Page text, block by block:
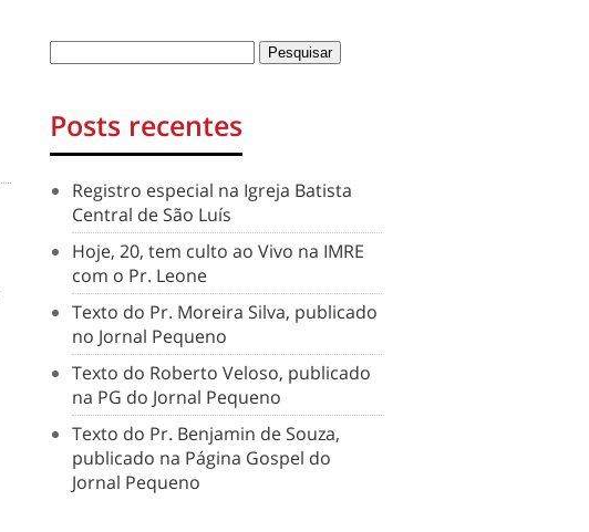
Posts recentes
Registro especial na Igreja Batista
Central de São Luís
Hoje, 20, tem culto ao Vivo na IMRE
com o Pr. Leone
Texto do Pr. Moreira Silva, publicado
no Jornal Pequeno
Texto do Roberto Veloso, publicado
na PG do Jornal Pequeno
Texto do Pr. Benjamin de Souza,
publicado na Página Gospel do
Jornal Pequeno